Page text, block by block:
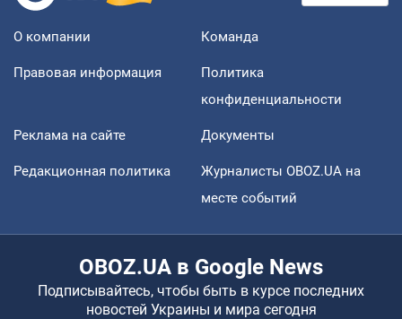
О компании Команда
Правовая информация
Политика
конфиденциальности
Реклама на сайте Документы
Редакционная политика
Журналисты OBOZ.UA на
месте событий
OBOZ.UA в Google News
Подписывайтесь, чтобы быть в курсе последних
новостей Украины и мира сегодня